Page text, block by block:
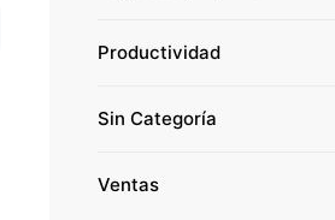
Productividad
Sin Categoría
Ventas